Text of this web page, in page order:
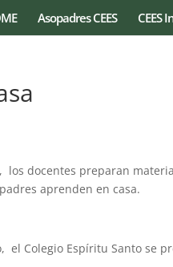
Asopadres CEES CEES
los docentes preparan
aprenden en casa.
el Colegio Espíritu Santo se